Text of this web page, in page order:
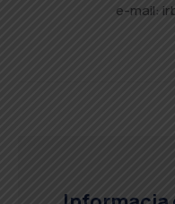
e-mail: